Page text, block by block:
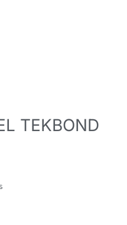
TEKBOND